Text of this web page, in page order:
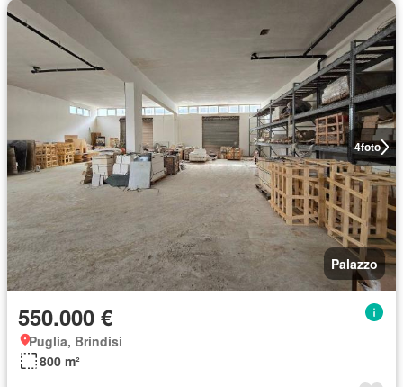
4foto
Palazzo
550.000 €
Puglia, Brindisi
800 m²